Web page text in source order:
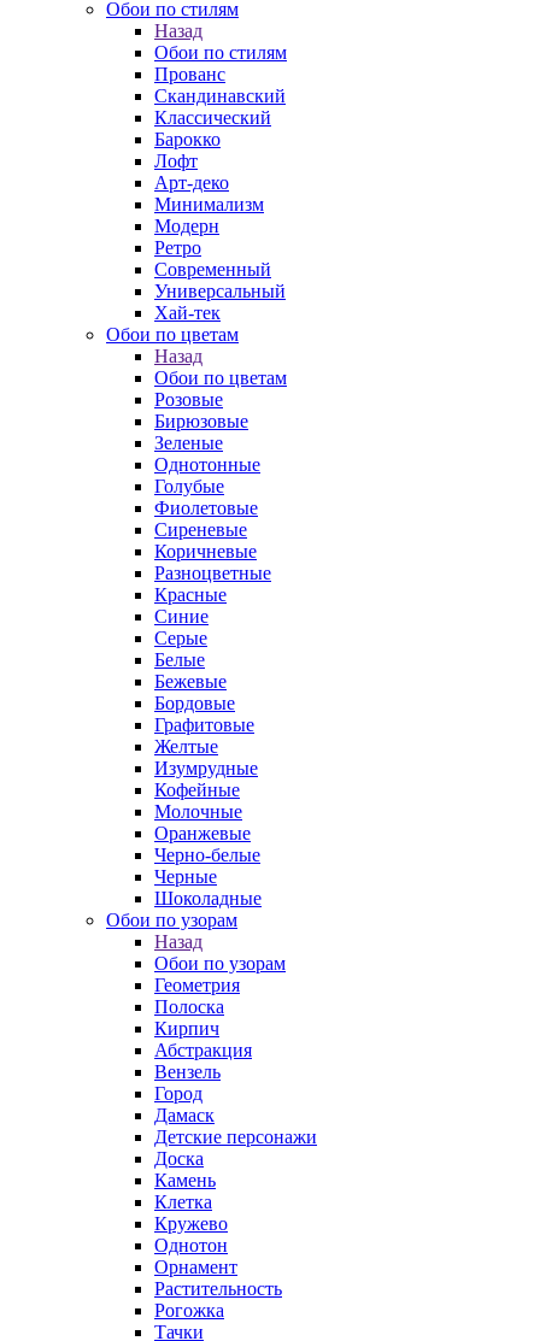
Обои по стилям
Назад
Обои по стилям
Прованс
Скандинавский
Классический
Барокко
Лофт
Арт-деко
Минимализм
Модерн
Ретро
Современный
Универсальный
Хай-тек
Обои по цветам
Назад
Обои по цветам
Розовые
Бирюзовые
Зеленые
Однотонные
Голубые
Фиолетовые
Сиреневые
Коричневые
Разноцветные
Красные
Синие
Серые
Белые
Бежевые
Бордовые
Графитовые
Желтые
Изумрудные
Кофейные
Молочные
Оранжевые
Черно-белые
Черные
Шоколадные
Обои по узорам
Назад
Обои по узорам
Геометрия
Полоска
Кирпич
Абстракция
Вензель
Город
Дамаск
Детские персонажи
Доска
Камень
Клетка
Кружево
Однотон
Орнамент
Растительность
Рогожка
Тачки